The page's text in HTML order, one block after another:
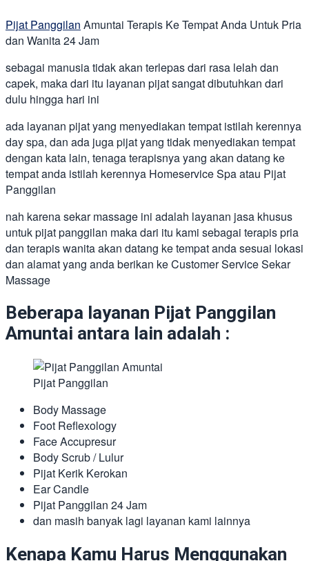
Pijat Panggilan Amuntai Terapis Ke Tempat Anda Untuk Pria
dan Wanita 24 Jam
sebagai manusia tidak akan terlepas dari rasa lelah dan
capek, maka dari itu layanan pijat sangat dibutuhkan dari
dulu hingga hari ini
ada layanan pijat yang menyediakan tempat istilah kerennya
day spa, dan ada juga pijat yang tidak menyediakan tempat
dengan kata lain, tenaga terapisnya yang akan datang ke
tempat anda istilah kerennya Homeservice Spa atau Pijat
Panggilan
nah karena sekar massage ini adalah layanan jasa khusus
untuk pijat panggilan maka dari itu kami sebagai terapis pria
dan terapis wanita akan datang ke tempat anda sesuai lokasi
dan alamat yang anda berikan ke Customer Service Sekar
Massage
Beberapa layanan Pijat Panggilan
Amuntai antara lain adalah :
Pijat Panggilan
Body Massage
Foot Reflexology
Face Accupresur
Body Scrub / Lulur
Pijat Kerik Kerokan
Ear Candle
Pijat Panggilan 24 Jam
dan masih banyak lagi layanan kami lainnya
Kenapa Kamu Harus Menggunakan